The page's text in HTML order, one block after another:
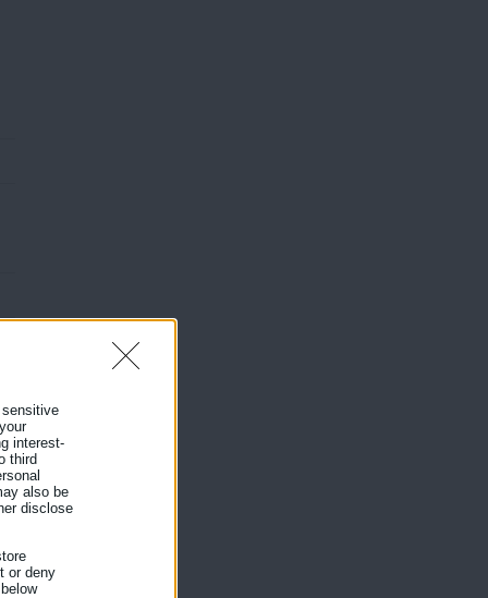
interest-
third
also be
disclose
or deny